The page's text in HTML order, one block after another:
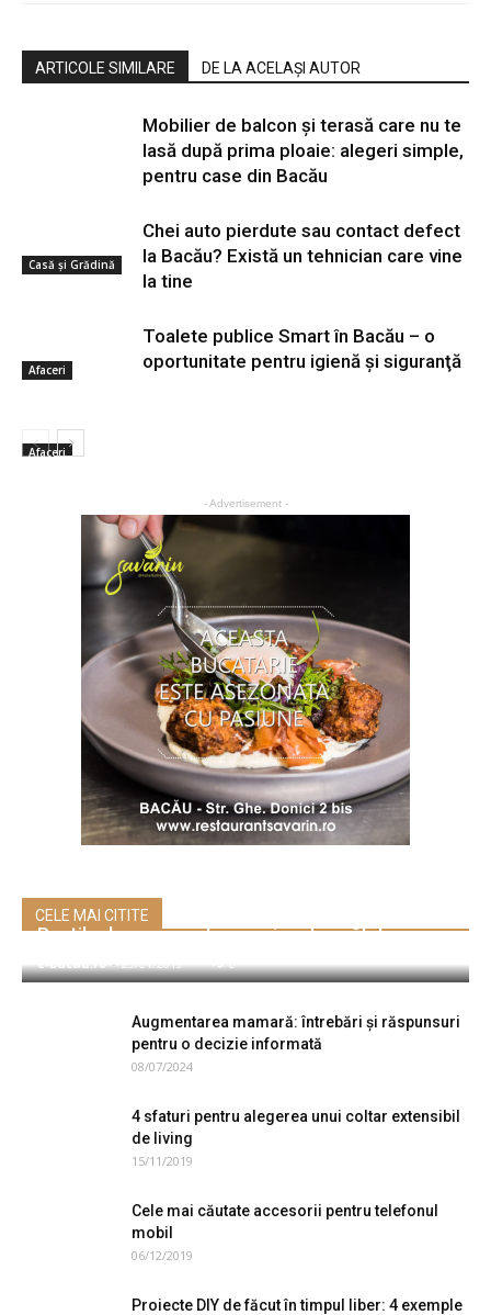
ARTICOLE SIMILARE DE LA ACELAȘI AUTOR
Casă şi Grădină
Mobilier de balcon și terasă care nu te
lasă după prima ploaie: alegeri simple,
pentru case din Bacău
Afaceri
Chei auto pierdute sau contact defect
la Bacău? Există un tehnician care vine
la tine
Afaceri
Toalete publice Smart în Bacău – o
oportunitate pentru igienă şi siguranţă
- Advertisement -
CELE MAI CITITE
Pastile de sare pentru mașina de spălat vase
e-Bacau.ro - 23/01/2019 0
Augmentarea mamară: întrebări și răspunsuri
pentru o decizie informată
08/07/2024
4 sfaturi pentru alegerea unui coltar extensibil
de living
15/11/2019
Cele mai căutate accesorii pentru telefonul
mobil
06/12/2019
Proiecte DIY de făcut în timpul liber: 4 exemple